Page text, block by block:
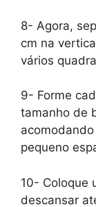
8- Agora,
cm na
vários
9- Forme
tamanho de
pequeno
10- Coloque
descansar